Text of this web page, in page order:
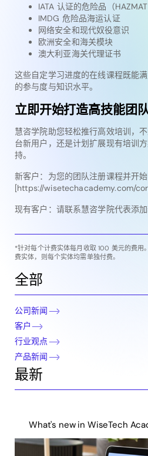
IATA 认证的危险品（
IMDG 危险品海运认证
网络安全和现代奴役意识
欧洲安全和海关模块
澳大利亚海关代理证书
这些自定学习进度的在线课程既能
的参与度与知识水平。
立即开始打造高技能团
慧咨学院助您轻松推行高效培训，
台新用户，还是计划扩展现有培训
持。
新客户：为您的团队注册课程并开始
[https://wisetechacademy.com/
现有客户：请联系慧咨学院代表添加
*针对每个计费实体每月收取 100 美元的费用
费实体，则每个实体均需单独付费。
全部
公司新闻
客户
行业观点
产品新闻
最新
What's new in WiseTech